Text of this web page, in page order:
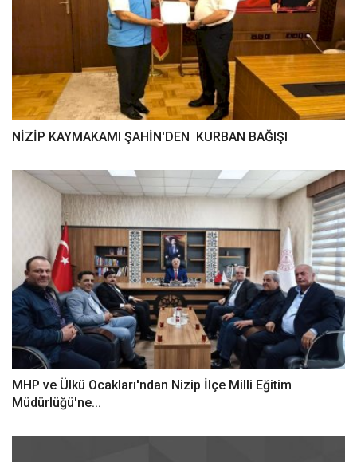
NİZİP KAYMAKAMI ŞAHİN'DEN KURBAN BAĞIŞI
MHP ve Ülkü Ocakları'ndan Nizip İlçe Milli Eğitim
Müdürlüğü'ne...